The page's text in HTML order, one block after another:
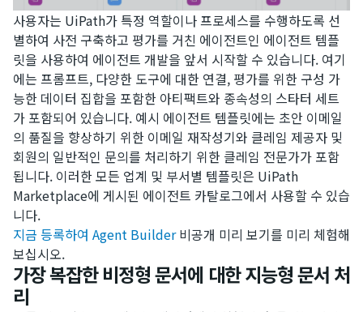
사용자는 UiPath가 특정 역할이나 프로세스를 수행하도록 선
별하여 사전 구축하고 평가를 거친 에이전트인 에이전트 템플
릿을 사용하여 에이전트 개발을 앞서 시작할 수 있습니다. 여기
에는 프롬프트, 다양한 도구에 대한 연결, 평가를 위한 구성 가
능한 데이터 집합을 포함한 아티팩트와 종속성의 스타터 세트
가 포함되어 있습니다. 예시 에이전트 템플릿에는 초안 이메일
의 품질을 향상하기 위한 이메일 재작성기와 클레임 제공자 및
회원의 일반적인 문의를 처리하기 위한 클레임 전문가가 포함
됩니다. 이러한 모든 업계 및 부서별 템플릿은 UiPath
Marketplace에 게시된 에이전트 카탈로그에서 사용할 수 있습
니다.
지금 등록하여 Agent Builder비공개 미리 보기를 미리 체험해
보십시오.
가장 복잡한 비정형 문서에 대한 지능형 문서 처
리